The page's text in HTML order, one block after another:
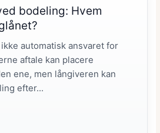
bodeling: Hvem
automatisk ansvaret for
aftale kan placere
ene, men långiveren kan
efter...